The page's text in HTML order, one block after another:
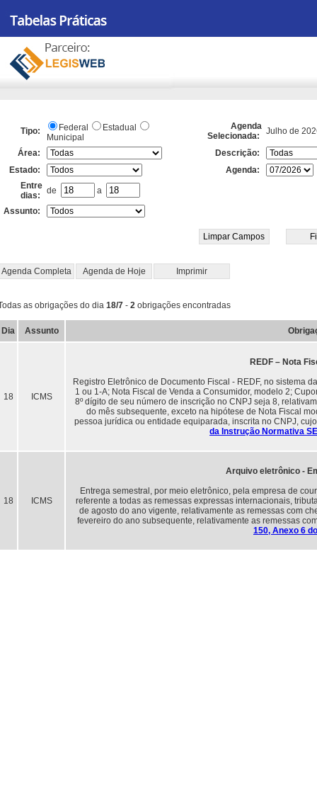
Tipo: Federal
Estadual
Municipal
Agenda
Selecionada:
Julho de
Área:
Descrição:
Estado:
Agenda:
Entre
dias:
de a
Assunto:
Agenda Completa Agenda de Hoje Imprimir
as obrigações do dia 18/7 - 2 obrigações encontradas
Dia Assunto
18 ICMS
REDF – Nota
Registro Eletrônico de Documento Fiscal - REDF, no sistema
1 ou 1-A; Nota Fiscal de Venda a Consumidor, modelo 2;
8º dígito de seu número de inscrição no CNPJ seja 8,
do mês subsequente, exceto na hipótese de Nota Fiscal
pessoa jurídica ou entidade equiparada, inscrita no CNPJ,
da Instrução Normativa
18 ICMS
Arquivo eletrônico -
Entrega semestral, por meio eletrônico, pela empresa de
referente a todas as remessas expressas internacionais,
de agosto do ano vigente, relativamente as remessas com
fevereiro do ano subsequente, relativamente as remessas
150, Anexo 6